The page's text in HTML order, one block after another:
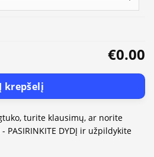
€0.00
Į krepšelį
turite klausimų, ar norite
DYDĮ ir užpildykite